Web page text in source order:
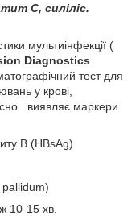
С, силіліс.
мультиінфекції (
Diagnostics
тест для
у крові,
виявляє маркери
B (HBsAg)
10-15 хв.